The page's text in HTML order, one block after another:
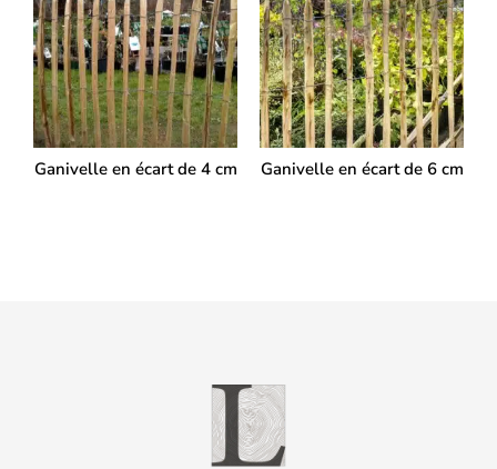
Ganivelle en écart de 4 cm Ganivelle en écart de 6 cm